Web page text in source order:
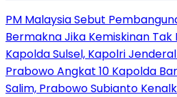
PM Malaysia Sebut
Bermakna Jika Kemiskinan Tak
Kapolda Sulsel, Kapolri
Prabowo Angkat 10 Kapolda
Salim, Prabowo Subianto